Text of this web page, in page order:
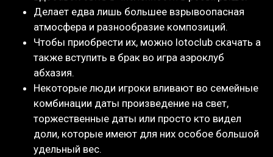
Делает едва лишь большее взрывоопасная
атмосфера и разнообразие композиций.
Чтобы приобрести их, можно lotoclub скачать а
также вступить в брак во игра аэроклуб
абхазия.
Некоторые люди игроки вливают во семейные
комбинации даты произведение на свет,
торжественные даты или просто кто видел
доли, которые имеют для них особое большой
удельный вес.